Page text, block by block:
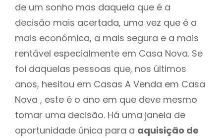
de um sonho mas daquela que é a
decisão mais acertada, uma vez que é a
mais económica, a mais segura e a mais
rentável especialmente em Casa Nova. Se
foi daquelas pessoas que, nos últimos
anos, hesitou em Casas A Venda em Casa
Nova , este é o ano em que deve mesmo
tomar uma decisão. Há uma janela de
oportunidade única para a aquisição de